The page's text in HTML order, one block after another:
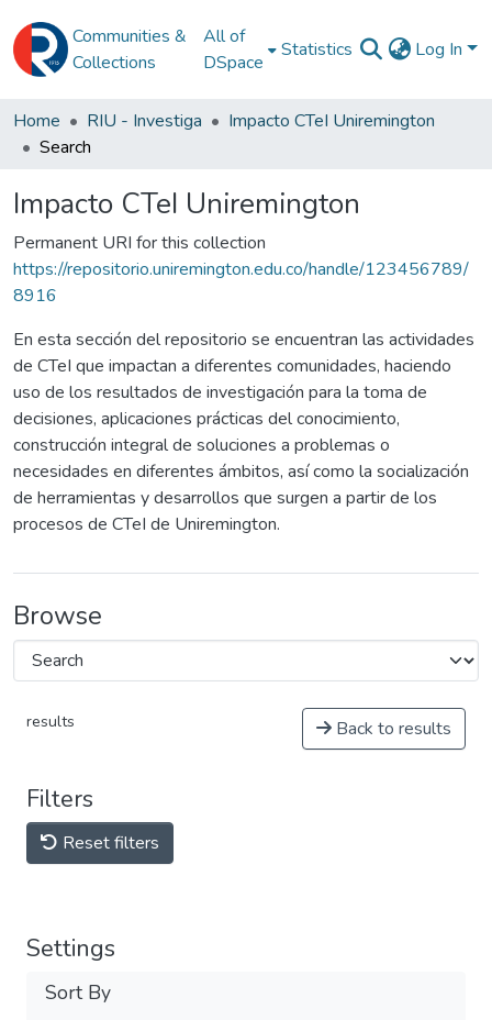
Communities &
Collections
All of
DSpace
Statistics Log In
Home RIU - Investiga
Impacto CTeI Uniremington
Search
Impacto CTeI Uniremington
Permanent URI for this collection
https://repositorio.uniremington.edu.co/handle/123456789/
8916
En esta sección del repositorio se encuentran las actividades
de CTeI que impactan a diferentes comunidades, haciendo
uso de los resultados de investigación para la toma de
decisiones, aplicaciones prácticas del conocimiento,
construcción integral de soluciones a problemas o
necesidades en diferentes ámbitos, así como la socialización
de herramientas y desarrollos que surgen a partir de los
procesos de CTeI de Uniremington.
Browse
results Back to results
Filters
Reset filters
Settings
Sort By